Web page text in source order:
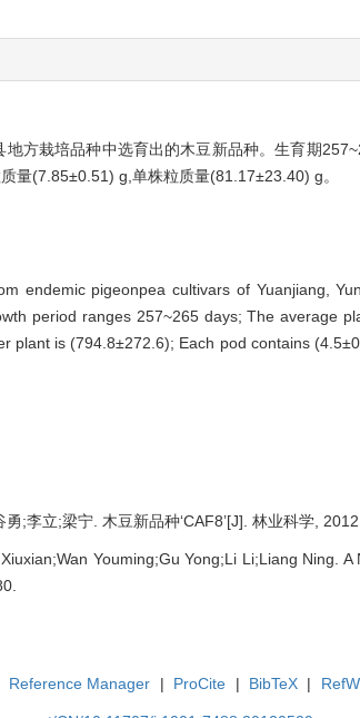
地方栽培品种中选育出的木豆新品种。生育期
量(7.85±0.51) g,单株粒质量(81.17±23.40) g。
endemic pigeonpea cultivars of Yuanjiang,
period ranges 257~265 days; The average
plant is (794.8±272.6); Each pod contains
;李立;梁宁. 木豆新品种‘CAF8’[J]. 林业科学,
Youming;Gu Yong;Li Li;Liang Ning. A
Reference Manager | ProCite | BibTeX |